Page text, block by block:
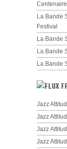
La Bande
Festival
La Bande
La Bande
La Bande
Jazz
Jazz
Jazz
Jazz